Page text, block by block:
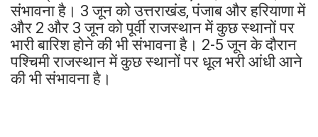
संभावना है। 3 जून को उत्तराखंड, पंजाब और हरियाणा में
और 2 और 3 जून को पूर्वी राजस्थान में कुछ स्थानों पर
भारी बारिश होने की भी संभावना है। 2-5 जून के दौरान
पश्चिमी राजस्थान में कुछ स्थानों पर धूल भरी आंधी आने
की भी संभावना है।